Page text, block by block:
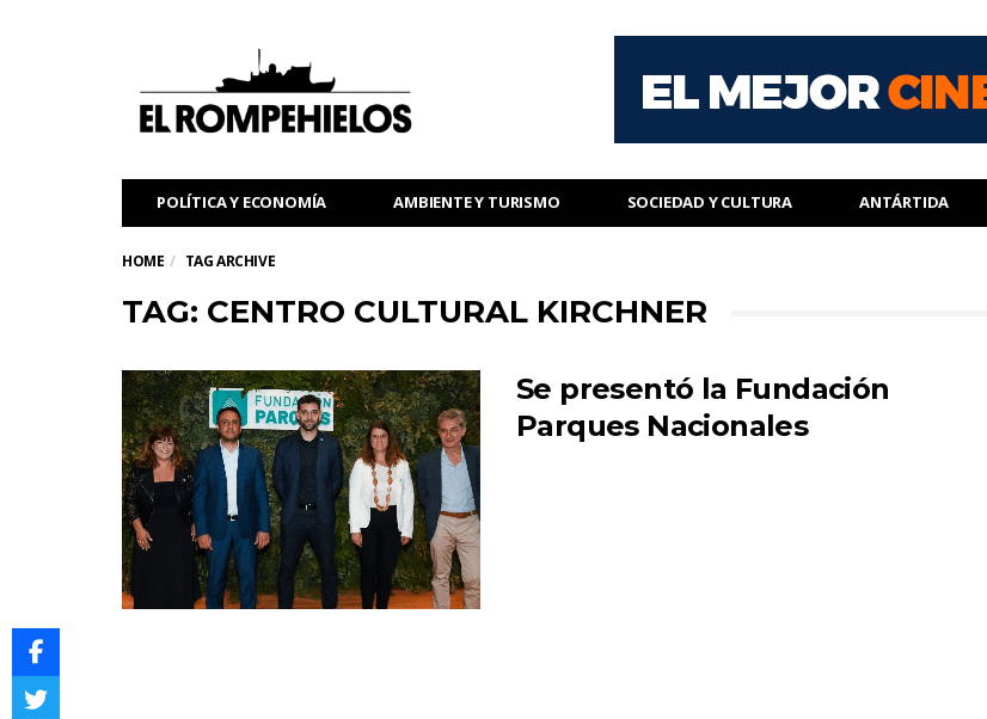
POLÍTICA Y ECONOMÍA AMBIENTE Y TURISMO SOCIEDAD Y CULTURA ANTÁRTIDA
HOME TAG ARCHIVE
TAG: CENTRO CULTURAL KIRCHNER
Se presentó la Fundación
Parques Nacionales